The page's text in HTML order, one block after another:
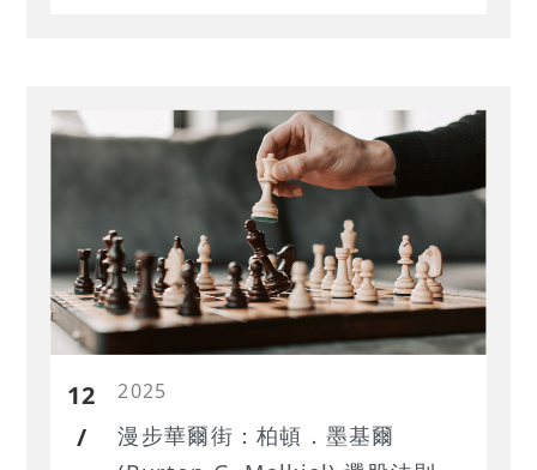
為可執行、可回測的量化條件，並以
台股市場作為實證對象，檢驗其長期
績效與風險表現。
12
/
2025
漫步華爾街：柏頓．墨基爾